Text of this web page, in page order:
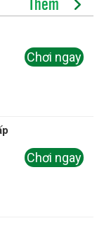
Chơi ngay
Chơi ngay